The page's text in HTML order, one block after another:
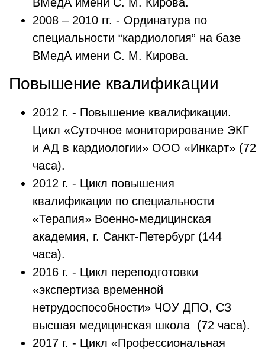
2008 – 2010 гг. - Ординатура по
специальности “кардиология” на базе
ВМедА имени С. М. Кирова.
Повышение квалификации
2012 г. - Повышение квалификации.
Цикл «Суточное мониторирование ЭКГ
и АД в кардиологии» ООО «Инкарт» (72
часа).
2012 г. - Цикл повышения
квалификации по специальности
«Терапия» Военно-медицинская
академия, г. Санкт-Петербург (144
часа).
2016 г. - Цикл переподготовки
«экспертиза временной
нетрудоспособности» ЧОУ ДПО, СЗ
высшая медицинская школа (72 часа).
2017 г. - Цикл «Профессиональная